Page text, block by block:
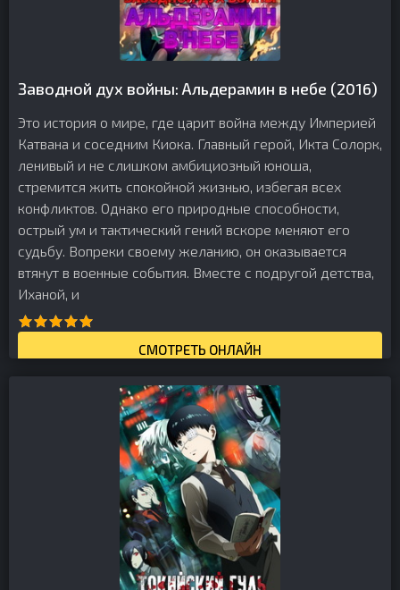
Заводной дух войны: Альдерамин в небе (2016)
Это история о мире, где царит война между Империей
Катвана и соседним Киока. Главный герой, Икта Солорк,
ленивый и не слишком амбициозный юноша,
стремится жить спокойной жизнью, избегая всех
конфликтов. Однако его природные способности,
острый ум и тактический гений вскоре меняют его
судьбу. Вопреки своему желанию, он оказывается
втянут в военные события. Вместе с подругой детства,
Иханой, и
СМОТРЕТЬ ОНЛАЙН